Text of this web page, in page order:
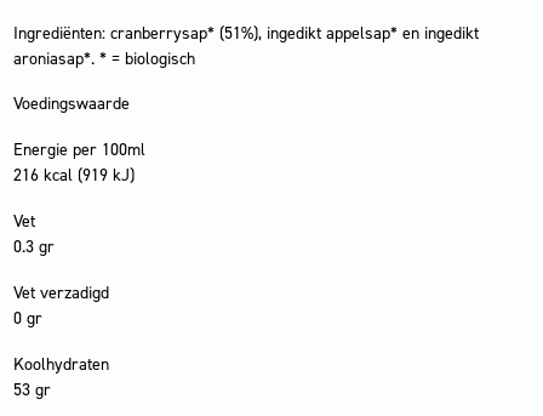
Ingrediënten: cranberrysap* (51%), ingedikt appelsap* en ingedikt
aroniasap*. * = biologisch
Voedingswaarde
Energie per 100ml
216 kcal (919 kJ)
Vet
0.3 gr
Vet verzadigd
0 gr
Koolhydraten
53 gr